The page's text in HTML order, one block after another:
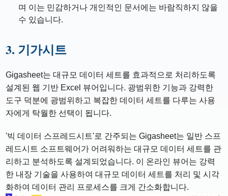
며 이는 민감하거나 개인적인 문서에는 바람직하지 않을
수 있습니다.
3. 기가시트
Gigasheet는 대규모 데이터 세트를 효과적으로 처리하도록
설계된 웹 기반 Excel 뷰어입니다. 광범위한 기능과 강력한
도구 덕분에 광범위하고 복잡한 데이터 세트를 다루는 사용
자에게 탁월한 선택이 됩니다.
'빅 데이터 스프레드시트'로 간주되는 Gigasheet는 일반 스프
레드시트 소프트웨어가 어려워하는 대규모 데이터 세트를 관
리하고 분석하도록 설계되었습니다. 이 온라인 뷰어는 강력
한 내장 기술을 사용하여 대규모 데이터 세트를 처리 및 시각
화하여 데이터 관리 프로세스를 크게 간소화합니다.